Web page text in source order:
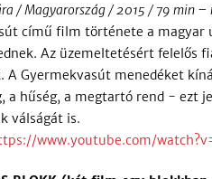
/ Magyarország / 2015 / 79 min
című film története a
Az üzemeltetésért felelős
A Gyermekvasút menedéket
a hűség, a megtartó rend - ezt
válságát is.
www.youtube.com/